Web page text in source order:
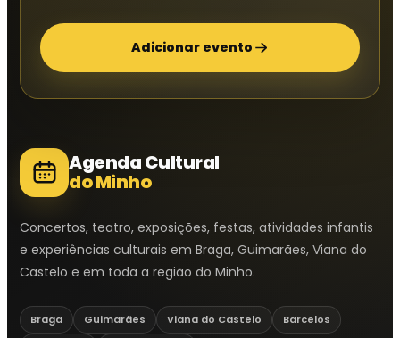
Adicionar evento
Agenda Cultural
do Minho
Concertos, teatro, exposições, festas, atividades infantis
e experiências culturais em Braga, Guimarães, Viana do
Castelo e em toda a região do Minho.
Braga Guimarães Viana do Castelo Barcelos